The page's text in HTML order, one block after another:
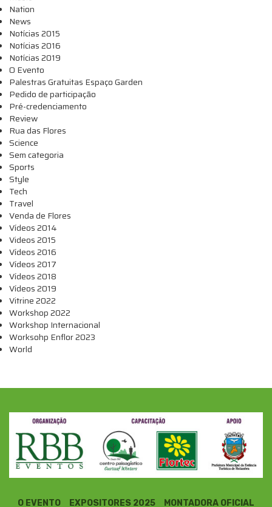
Nation
News
Notícias 2015
Notícias 2016
Notícias 2019
O Evento
Palestras Gratuitas Espaço Garden
Pedido de participação
Pré-credenciamento
Review
Rua das Flores
Science
Sem categoria
Sports
Style
Tech
Travel
Venda de Flores
Vídeos 2014
Videos 2015
Vídeos 2016
Vídeos 2017
Vídeos 2018
Vídeos 2019
Vitrine 2022
Workshop 2022
Workshop Internacional
Worksohp Enflor 2023
World
O EVENTO EXPOSITORES 2025 MONTADORA OFICIAL